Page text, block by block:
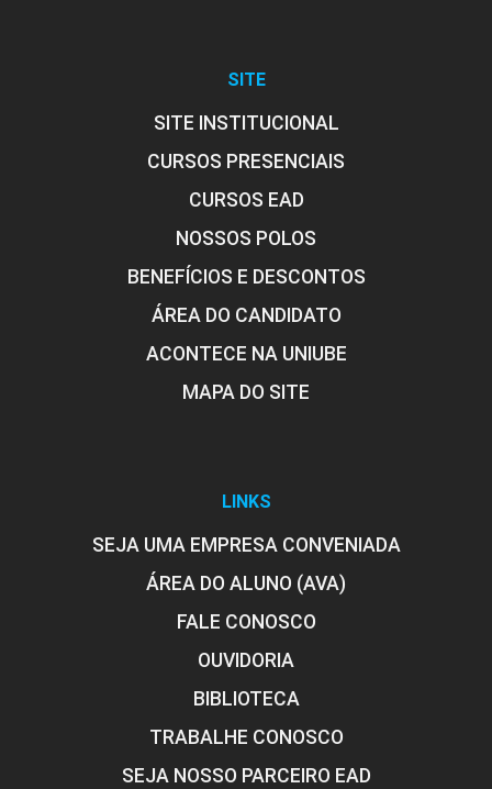
SITE
SITE INSTITUCIONAL
CURSOS PRESENCIAIS
CURSOS EAD
NOSSOS POLOS
BENEFÍCIOS E DESCONTOS
ÁREA DO CANDIDATO
ACONTECE NA UNIUBE
MAPA DO SITE
LINKS
SEJA UMA EMPRESA CONVENIADA
ÁREA DO ALUNO (AVA)
FALE CONOSCO
OUVIDORIA
BIBLIOTECA
TRABALHE CONOSCO
SEJA NOSSO PARCEIRO EAD